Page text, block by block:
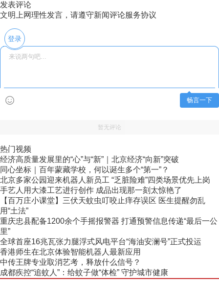
发表评论
文明上网理性发言，请遵守新闻评论服务协议
登录
畅言一下
暂无评论
热门视频
经济高质量发展里的“心”与“新”｜北京经济“向新”突破
同心坐标｜百年蒙藏学校，何以诞生多个“第一”？
北京多家公园迎来机器人新员工 “乏脏险难”四类场景优先上岗
手艺人用大漆工艺进行创作 成品出现那一刻太惊艳了
【百万庄小课堂】三伏天蚊虫叮咬止痒存误区 医生提醒勿乱
用“土法”
重庆忠县配备1200余个手摇报警器 打通预警信息传递“最后一公
里”
全球首座16兆瓦张力腿浮式风电平台“海油安澜号”正式投运
香港师生在北京体验智能机器人最新应用
中传王牌专业取消艺考，释放什么信号？
成都疾控“追蚊人”：给蚊子做“体检” 守护城市健康